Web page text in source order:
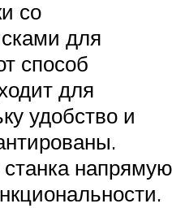
со
для
способ
для
удобство и
станка напрямую